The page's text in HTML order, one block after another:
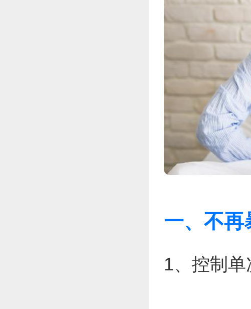
一、不再
1、控制